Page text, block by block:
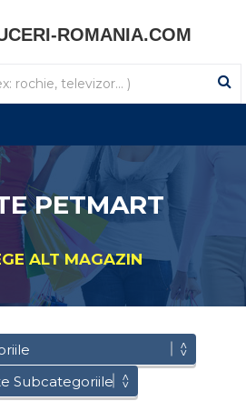
ROMANIA.COM
PETMART
ALT MAGAZIN